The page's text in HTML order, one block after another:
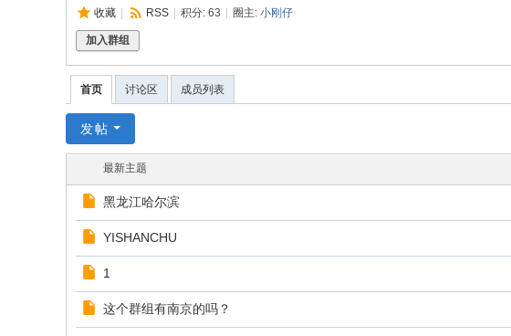
人
同
志
华
人
坛
收藏
RSS 积分: 63 圈主: 小刚仔
加入群组
首页 讨论区 成员列表
发帖
最新主题
黑龙江哈尔滨
YISHANCHU
1
这个群组有南京的吗？